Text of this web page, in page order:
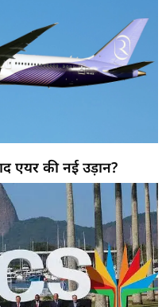
एयर की नई उड़ान?